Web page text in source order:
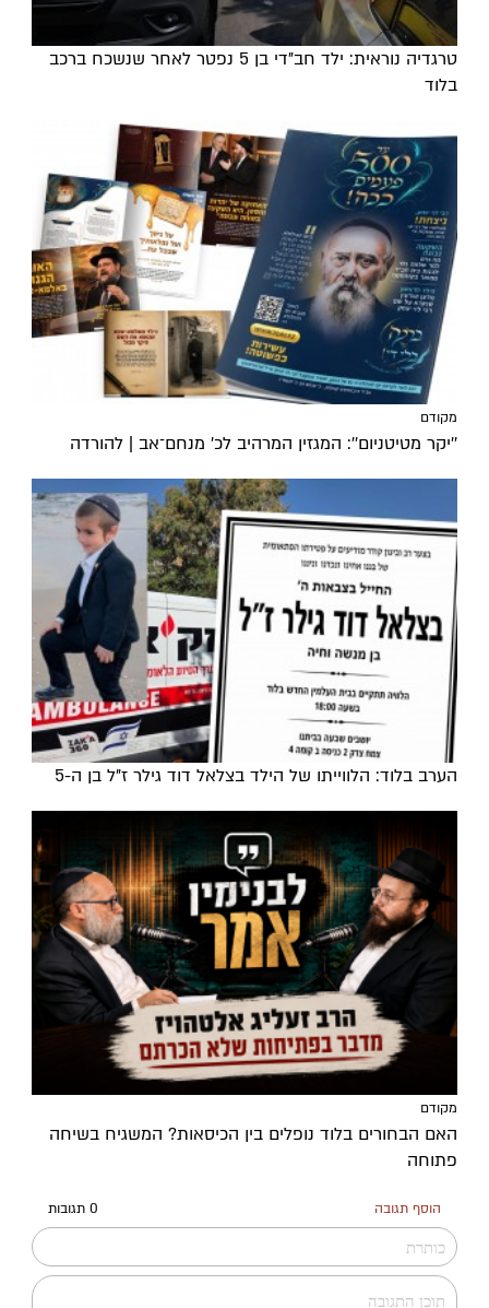
טרגדיה נוראית: ילד חב"די בן 5 נפטר לאחר שנשכח ברכב
בלוד
מקודם
''יקר מטיטניום'': המגזין המרהיב לכ’ מנחם־אב | להורדה
הערב בלוד: הלווייתו של הילד בצלאל דוד גילר ז"ל בן ה-5
מקודם
האם הבחורים בלוד נופלים בין הכיסאות? המשגיח בשיחה
פתוחה
הוסף תגובה 0 תגובות